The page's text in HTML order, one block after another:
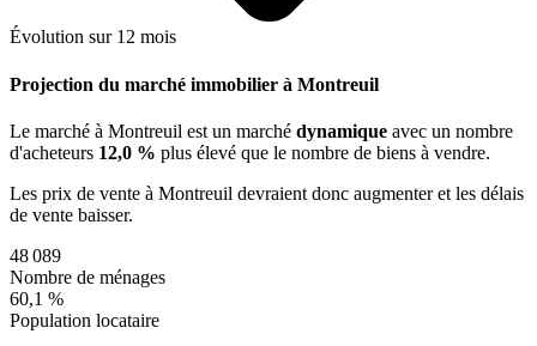
Évolution sur 12 mois
Projection du marché immobilier à Montreuil
Le marché à Montreuil est un marché dynamique avec un nombre
d'acheteurs 12,0 % plus élevé que le nombre de biens à vendre.
Les prix de vente à Montreuil devraient donc augmenteret les délais
de vente baisser.
48 089
Nombre de ménages
60,1 %
Population locataire